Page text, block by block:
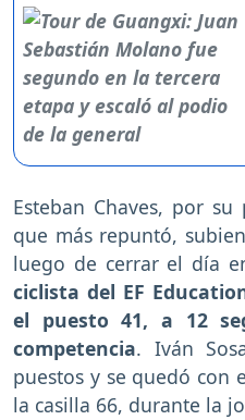
Esteban Chaves, por
que más repuntó,
luego de cerrar el día
ciclista del EF
el puesto 41, a 12
competencia. Iván
puestos y se quedó con
la casilla 66, durante la